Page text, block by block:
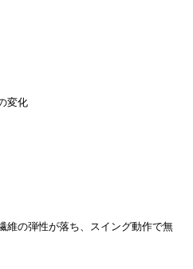
変化
維の弾性が落ち、スイング動作で無